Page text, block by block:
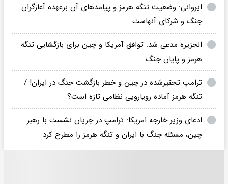
ایروانی: وضعیت تنگه هرمز و پیامدهای آن برعهده آغازگران
جنگ و شرکای آنهاست
الجزیره مدعی شد: توافق آمریکا و چین برای بازگشایی تنگه
هرمز و پایان جنگ
ترامپ تحقیرشده در چین و خطر بازگشت جنگ در ایران! /
تنگه هرمز آماده رویارویی نظامی تازه است؟
ادعای وزیر خارجه امریکا: ترامپ در جریان نشست با رهبر
چین، مسئله جنگ با ایران و تنگه هرمز را مطرح کرد